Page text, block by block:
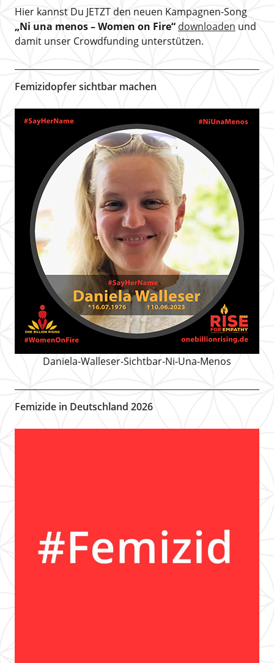
Hier kannst Du JETZT den neuen Kampagnen-Song
„Ni una menos – Women on Fire“ downloaden und
damit unser Crowdfunding unterstützen.
Femizidopfer sichtbar machen
Daniela-Walleser-Sichtbar-Ni-Una-Menos
Femizide in Deutschland 2026